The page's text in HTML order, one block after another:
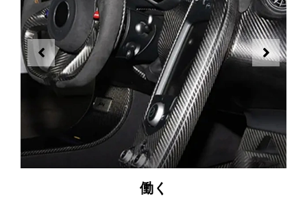
働く